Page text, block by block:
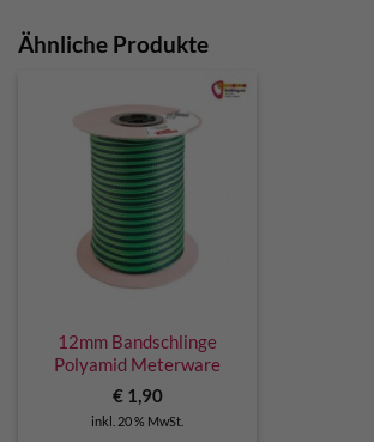
Ähnliche Produkte
12mm Bandschlinge
Polyamid Meterware
€1,90
inkl. 20 % MwSt.